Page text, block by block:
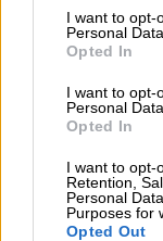
consent section.
I want to opt-
Personal Data.
Opted In
I want to opt-
Personal
Opted In
I want to opt-
Retention,
Personal
Purposes for
Opted Out
Σοφά
και άνοιξε το
Με μεγάλη
πολύ μεγάλο
και